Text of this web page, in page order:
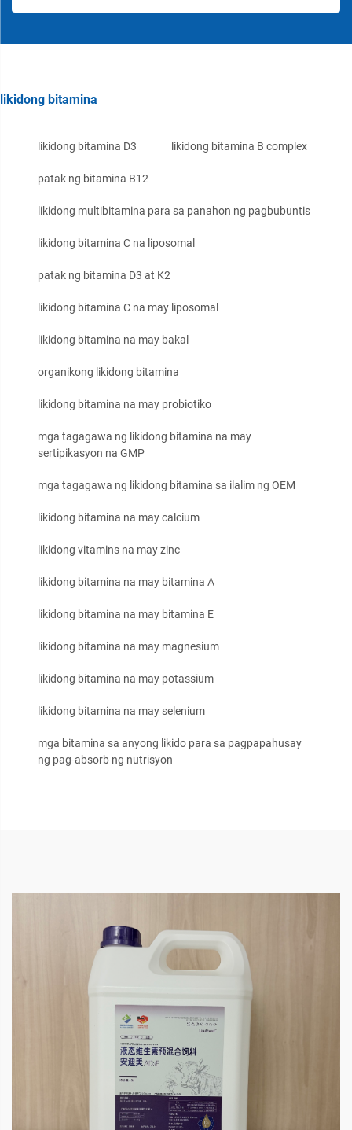
likidong bitamina
likidong bitamina D3 likidong bitamina B complex
patak ng bitamina B12
likidong multibitamina para sa panahon ng pagbubuntis
likidong bitamina C na liposomal
patak ng bitamina D3 at K2
likidong bitamina C na may liposomal
likidong bitamina na may bakal
organikong likidong bitamina
likidong bitamina na may probiotiko
mga tagagawa ng likidong bitamina na may
sertipikasyon na GMP
mga tagagawa ng likidong bitamina sa ilalim ng OEM
likidong bitamina na may calcium
likidong vitamins na may zinc
likidong bitamina na may bitamina A
likidong bitamina na may bitamina E
likidong bitamina na may magnesium
likidong bitamina na may potassium
likidong bitamina na may selenium
mga bitamina sa anyong likido para sa pagpapahusay
ng pag-absorb ng nutrisyon